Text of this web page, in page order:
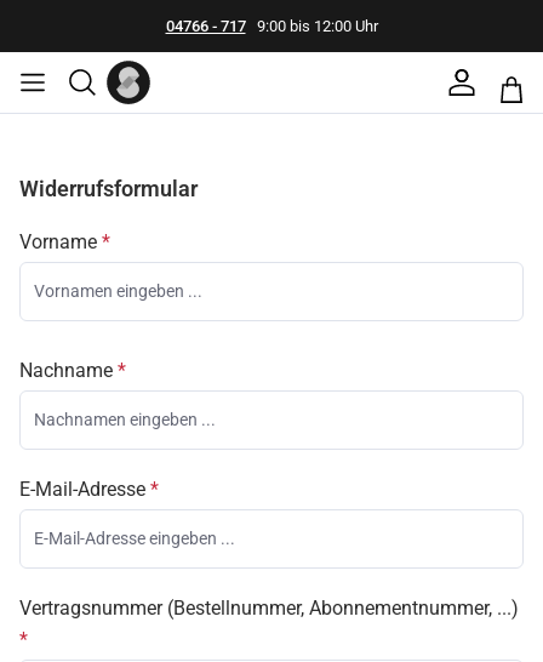
04766 - 7179:00 bis 12:00 Uhr
Widerrufsformular
Vorname *
Nachname *
E-Mail-Adresse *
Vertragsnummer (Bestellnummer, Abonnementnummer, ...)
*